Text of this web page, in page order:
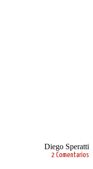
Diego Speratti
2 Comentarios